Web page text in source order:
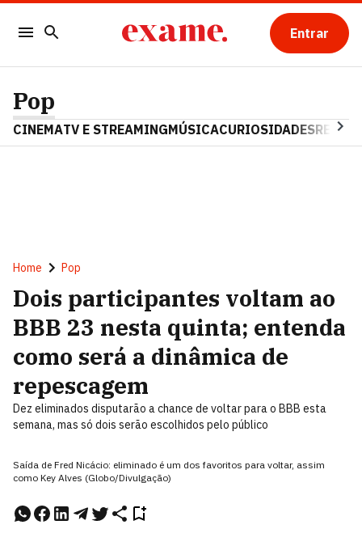
Entrar
Pop
CINEMATV E STREAMINGMÚSICACURIOSIDADES
Home Pop
Dois participantes voltam ao
BBB 23 nesta quinta; entenda
como será a dinâmica de
repescagem
Dez eliminados disputarão a chance de voltar para o BBB esta
semana, mas só dois serão escolhidos pelo público
Saída de Fred Nicácio: eliminado é um dos favoritos para voltar, assim
como Key Alves (Globo/Divulgação)